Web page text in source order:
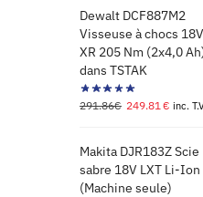
Dewalt DCF887M2
Visseuse à chocs 18V
XR 205 Nm (2x4,0
dans TSTAK
291.86€ 249.81€ inc.
Makita DJR183Z Scie
sabre 18V LXT Li-Ion
(Machine seule)